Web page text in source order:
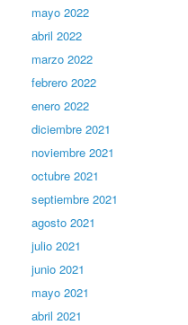
mayo 2022
abril 2022
marzo 2022
febrero 2022
enero 2022
diciembre 2021
noviembre 2021
octubre 2021
septiembre 2021
agosto 2021
julio 2021
junio 2021
mayo 2021
abril 2021